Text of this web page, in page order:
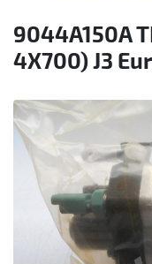
9044A150A
4X700) J3